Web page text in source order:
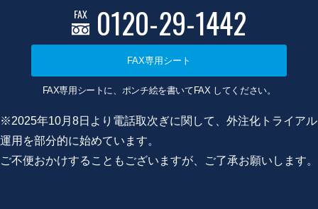
FAX 0120-29-1442
FAX専用シート
FAX専用シートに、ポンチ絵を書いてFAX してください。
※2025年10月8日より電話取次ぎに関して、外注化トライアル
運用を部分的に始めています。
ご不便おかけすることもございますが、ご了承お願いします。